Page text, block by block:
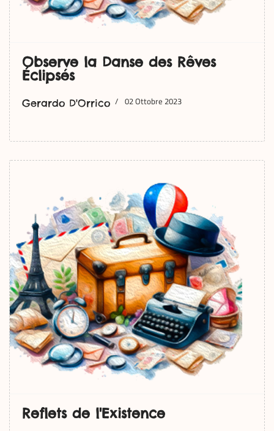
Observe la Danse des Rêves
Éclipsés
Gerardo D'Orrico 02 Ottobre 2023
Reflets de l'Existence